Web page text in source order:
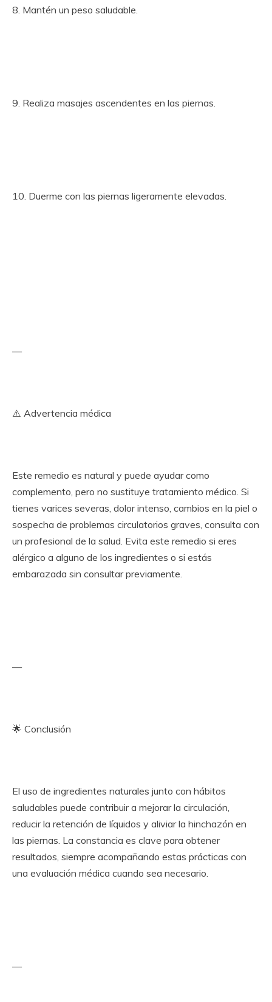
8. Mantén un peso saludable.
9. Realiza masajes ascendentes en las piernas.
10. Duerme con las piernas ligeramente elevadas.
—
⚠️ Advertencia médica
Este remedio es natural y puede ayudar como
complemento, pero no sustituye tratamiento médico. Si
tienes varices severas, dolor intenso, cambios en la piel o
sospecha de problemas circulatorios graves, consulta con
un profesional de la salud. Evita este remedio si eres
alérgico a alguno de los ingredientes o si estás
embarazada sin consultar previamente.
—
🌟 Conclusión
El uso de ingredientes naturales junto con hábitos
saludables puede contribuir a mejorar la circulación,
reducir la retención de líquidos y aliviar la hinchazón en
las piernas. La constancia es clave para obtener
resultados, siempre acompañando estas prácticas con
una evaluación médica cuando sea necesario.
—